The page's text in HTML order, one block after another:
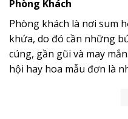
Phòng Khách
Phòng khách là nơi sum
khứa, do đó cần những
cúng, gần gũi và may
hội hay hoa mẫu đơn là